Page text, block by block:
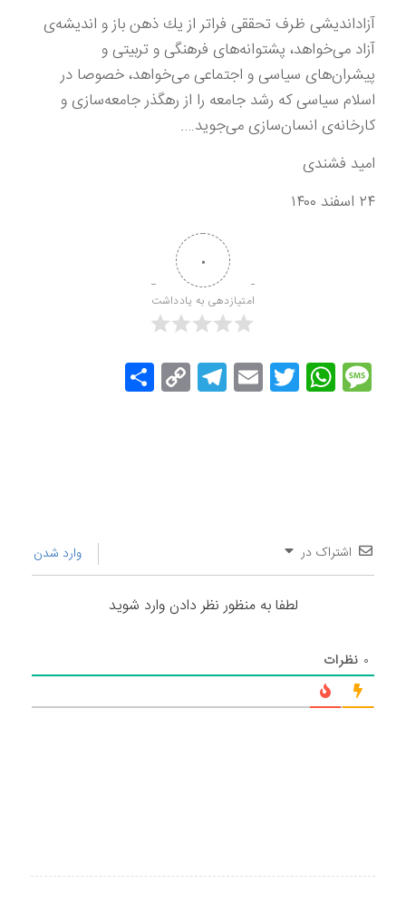
آزاداندیشی ظرف تحققی فراتر از یك ذهن باز و اندیشه‌ی
آزاد می‌خواهد، پشتوانه‌های فرهنگی و تربیتی و
پیشران‌های سیاسی و اجتماعی می‌خواهد، خصوصا در
اسلام سیاسی كه رشد جامعه را از رهگذر جامعه‌سازی و
كارخانه‌ی انسان‌سازی می‌جوید….
امید فشندی
۲۴ اسفند ۱۴۰۰
۰
امتیازدهی به یادداشت
Message
WhatsApp
Twitter
Email
Telegram
Copy
Link
اشتراک
گذاری
اشتراک در وارد شدن
لطفا به منظور نظر دادن وارد شوید
۰ نظرات